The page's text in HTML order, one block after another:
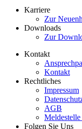
Karriere
Zur
Downloads
Zur
Kontakt
Kontakt
Rechtliches
Impressum
AGB
Folgen Sie Uns